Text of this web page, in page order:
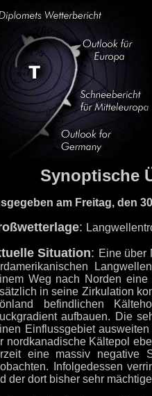
Synoptische
am Freitag, den
:
Situation: Eine über
Weg nach Norden
in seine Zirkulation
befindlichen
aufbauen. Die
Einflussgebiet
nordkanadische Kältepol
eine massiv negative
Infolgedessen
der dort bisher sehr